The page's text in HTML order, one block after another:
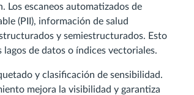
Los escaneos automatizados de
(PII), información de salud
y semiestructurados. Esto
de datos o índices vectoriales.
y clasificación de sensibilidad.
mejora la visibilidad y garantiza